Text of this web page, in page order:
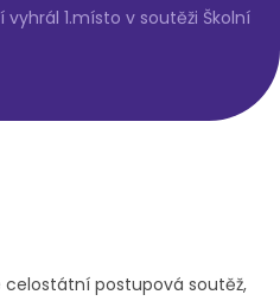
1.místo v soutěži Školní
celostátní postupová soutěž,